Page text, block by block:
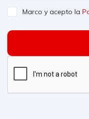
Marco y acepto la